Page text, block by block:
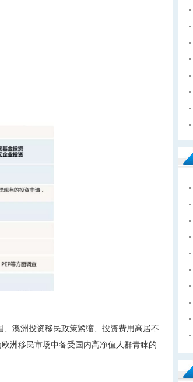
澳洲投资移民政策紧缩、投资费用高居不
洲移民市场中备受国内高净值人群青睐的